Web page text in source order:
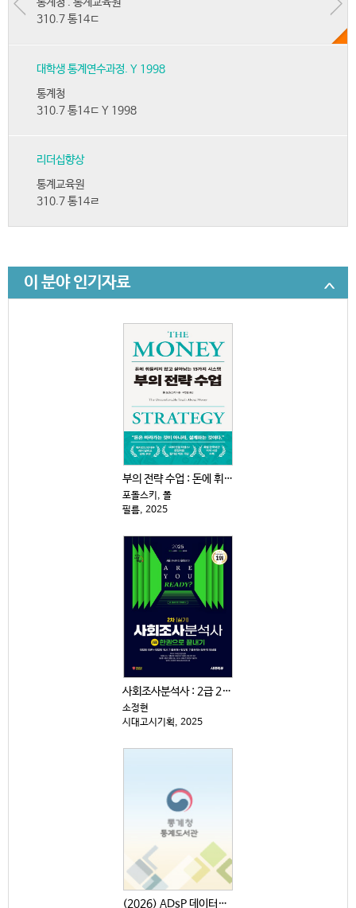
310.7 통14ㄷ
대학생 통계연수과정. Y 1998
통계청
310.7 통14ㄷ Y 1998
리더십향상
통계교육원
310.7 통14ㄹ
이 분야 인기자료
부의 전략 수업 : 돈에 휘둘리지 않고 살아남는 15가...
포돌스키, 폴
필름, 2025
사회조사분석사 : 2급 2차|실기 : 한권으로 끝내기
소정현
시대고시기획, 2025
(2026) ADsP 데이터분석 준전문가 : 최신 기출...